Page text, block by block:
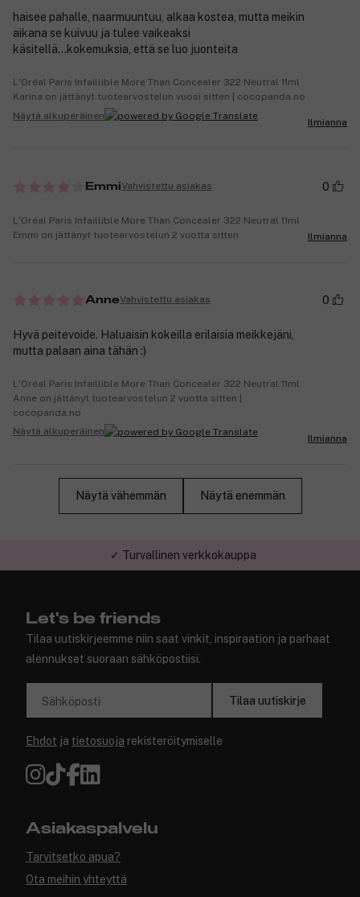
haisee pahalle, naarmuuntuu, alkaa kostea, mutta meikin
aikana se kuivuu ja tulee vaikeaksi
käsitellä...kokemuksia, että se luo juonteita
L'Oréal Paris Infaillible More Than Concealer 322 Neutral 11ml
Karina on jättänyt tuotearvostelun vuosi sitten | cocopanda.no
Näytä alkuperäinen
Ilmianna
EmmiVahvistettu asiakas 0
L'Oréal Paris Infaillible More Than Concealer 322 Neutral 11ml
Emmi on jättänyt tuotearvostelun 2 vuotta sitten
Ilmianna
AnneVahvistettu asiakas 0
Hyvä peitevoide. Haluaisin kokeilla erilaisia meikkejäni,
mutta palaan aina tähän :)
L'Oréal Paris Infaillible More Than Concealer 322 Neutral 11ml
Anne on jättänyt tuotearvostelun 2 vuotta sitten |
cocopanda.no
Näytä alkuperäinen
Ilmianna
Näytä vähemmän Näytä enemmän
✓ Turvallinen verkkokauppa
Let's be friends
Tilaa uutiskirjeemme niin saat vinkit, inspiraation ja parhaat
alennukset suoraan sähköpostiisi.
Sähköposti Tilaa uutiskirje
Ehdot ja tietosuoja rekisteröitymiselle
Asiakaspalvelu
Tarvitsetko apua?
Ota meihin yhteyttä